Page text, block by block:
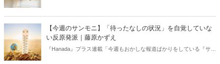
【今週のサンモニ】「待ったなしの状況」を自覚していな
い反原発派｜藤原かずえ
『Hanada』プラス連載「今週もおかしな報道ばかりをしている『サン